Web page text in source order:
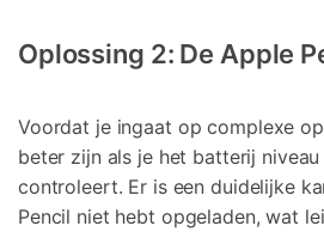
Oplossing 2: De Apple
Voordat je ingaat op complexe
beter zijn als je het batterij
controleert. Er is een duidelijke
Pencil niet hebt opgeladen, wat